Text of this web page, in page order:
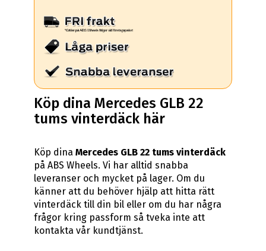
Köp dina Mercedes GLB 22
tums vinterdäck här
Köp dina Mercedes GLB 22 tums vinterdäck
på ABS Wheels. Vi har alltid snabba
leveranser och mycket på lager. Om du
känner att du behöver hjälp att hitta rätt
vinterdäck till din bil eller om du har några
frågor kring passform så tveka inte att
kontakta vår kundtjänst.